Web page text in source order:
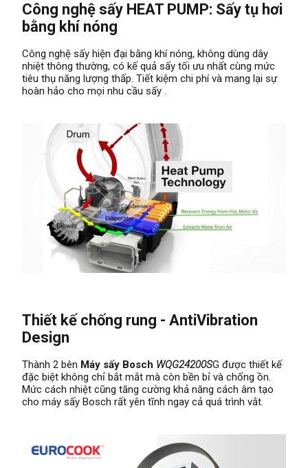
Công nghệ sấy HEAT PUMP: Sấy tụ hơi
bằng khí nóng
Công nghệ sấy hiện đại bằng khí nóng, không dùng dây
nhiệt thông thường, có kế quả sấy tối ưu nhất cùng mức
tiêu thụ năng lượng thấp. Tiết kiệm chi phí và mang lại sự
hoàn hảo cho mọi nhu cầu sấy .
Thiết kế chống rung - AntiVibration
Design
Thành 2 bên Máy sấy Bosch WQG24200SG được thiết kế
đặc biệt không chỉ bắt mắt mà còn bền bỉ và chống ồn.
Mức cách nhiệt cũng tăng cường khả năng cách âm tạo
cho máy sấy Bosch rất yên tĩnh ngay cả quá trình vắt.